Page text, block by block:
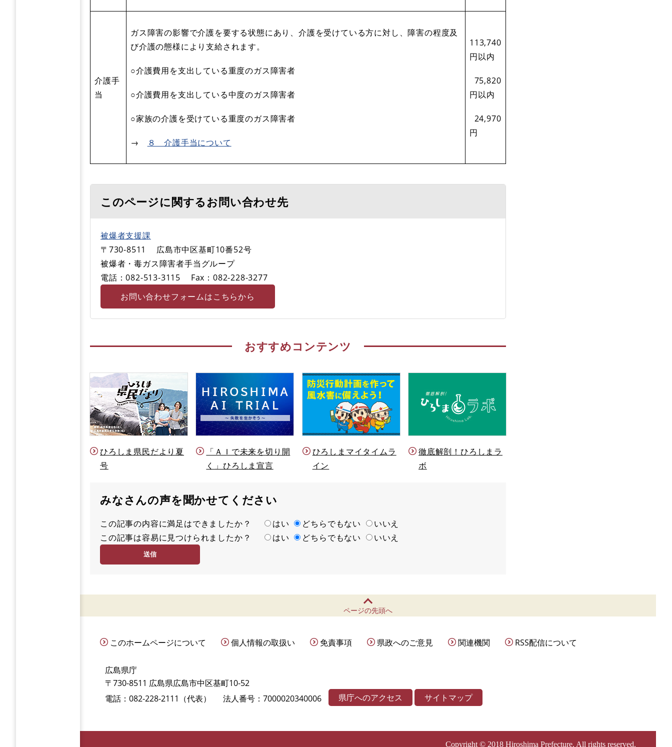
介護手
当
ガス障害の影響で介護を要する状態にあり、介護を受けている方に対し、障害の程度及
び介護の態様により支給されます。
○介護費用を支出している重度のガス障害者
○介護費用を支出している中度のガス障害者
○家族の介護を受けている重度のガス障害者
→ ８ 介護手当について
113,740
円以内
75,820
円以内
24,970
円
このページに関するお問い合わせ先
被爆者支援課
〒730-8511
広島市中区基町10番52号
被爆者・毒ガス障害者手当グループ
電話：082-513-3115
Fax：082-228-3277
お問い合わせフォームはこちらから
おすすめコンテンツ
ひろしま県民だより夏
号
「ＡＩで未来を切り開
く」ひろしま宣言
ひろしまマイタイムラ
イン
徹底解剖！ひろしまラ
ボ
みなさんの声を聞かせてください
満
足
この記事の内容に満足はできましたか？ はい どちらでもない
いいえ
容
度
この記事は容易に見つけられましたか？ はい どちらでもない いいえ
ページの先頭へ
このホームページについて 個人情報の取扱い 免責事項 県政へのご意見 関連機関 RSS配信について
広島県庁
〒730-8511 広島県広島市中区基町10-52
電話：082-228-2111（代表）
法人番号：7000020340006 県庁へのアクセス サイトマップ
Copyright © 2018 Hiroshima Prefecture. All rights reserved.